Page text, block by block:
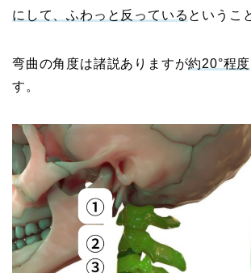
にして、ふわっと反っている というこ
弯曲の角度は諸説ありますが約20°程度
す。